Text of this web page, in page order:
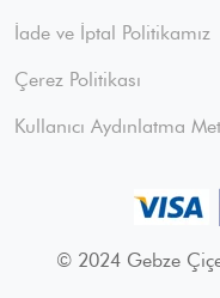
İade ve İptal Politikamız
Çerez Politikası
Kullanıcı Aydınlatma
© 2024 Gebze